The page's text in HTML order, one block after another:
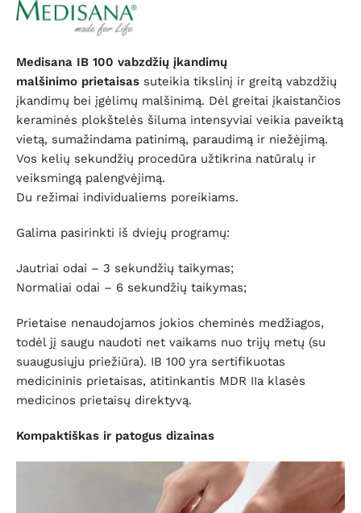
Medisana IB 100 vabzdžių įkandimų
malšinimo prietaisas suteikia tikslinį ir greitą vabzdžių
įkandimų bei įgėlimų malšinimą. Dėl greitai įkaistančios
keraminės plokštelės šiluma intensyviai veikia paveiktą
vietą, sumažindama patinimą, paraudimą ir niežėjimą.
Vos kelių sekundžių procedūra užtikrina natūralų ir
veiksmingą palengvėjimą.
Du režimai individualiems poreikiams.
Galima pasirinkti iš dviejų programų:
Jautriai odai – 3 sekundžių taikymas;
Normaliai odai – 6 sekundžių taikymas;
Prietaise nenaudojamos jokios cheminės medžiagos,
todėl jį saugu naudoti net vaikams nuo trijų metų (su
suaugusiųju priežiūra). IB 100 yra sertifikuotas
medicininis prietaisas, atitinkantis MDR IIa klasės
medicinos prietaisų direktyvą.
Kompaktiškas ir patogus dizainas